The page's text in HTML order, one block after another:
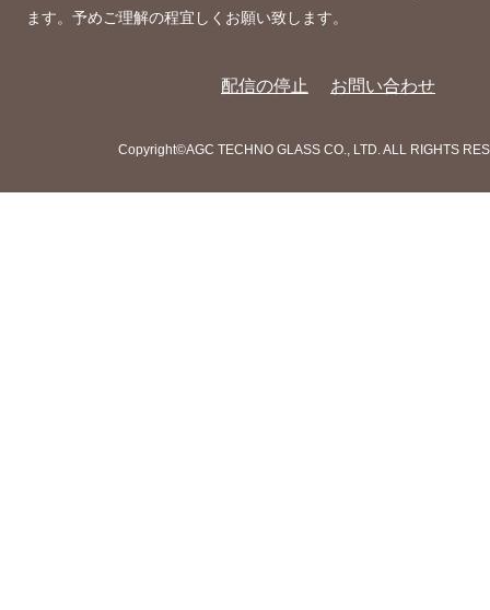
ます。予めご理解の程宜しくお願い致します。
配信の停止 お問い合わせ
Copyright©AGC TECHNO GLASS CO., LTD. ALL RIGHTS